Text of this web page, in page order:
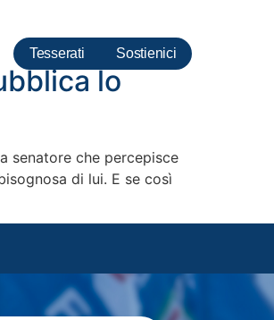
Tesserati Sostienici
lo
senatore che percepisce
di lui. E se così